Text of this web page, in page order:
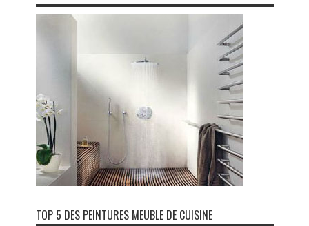
TOP 5 DES PEINTURES MEUBLE DE CUISINE